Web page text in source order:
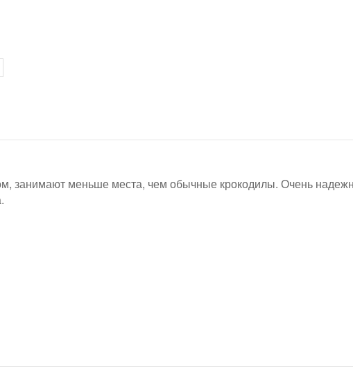
занимают меньше места, чем обычные крокодилы. Очень